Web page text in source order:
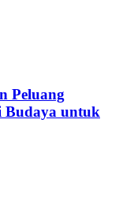
Peluang
Budaya untuk